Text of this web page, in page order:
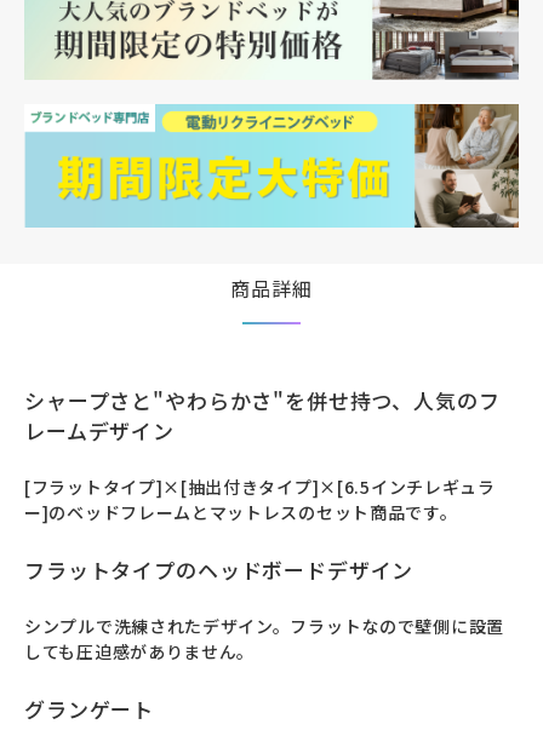
商品詳細
シャープさと"やわらかさ"を併せ持つ、人気のフ
レームデザイン
[フラットタイプ]×[抽出付きタイプ]×[6.5インチレギュラ
ー]のベッドフレームとマットレスのセット商品です。
フラットタイプのヘッドボードデザイン
シンプルで洗練されたデザイン。フラットなので壁側に設置
しても圧迫感がありません。
グランゲート